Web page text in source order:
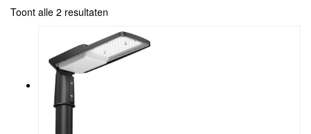
Toont alle 2 resultaten